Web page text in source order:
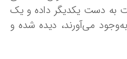
یکدیگر داده و یک
می‌آورند، دیده شده و